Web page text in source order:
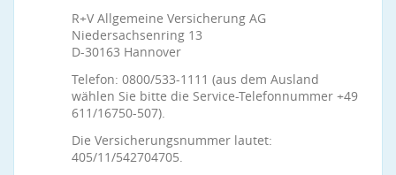
R+V Allgemeine Versicherung AG
Niedersachsenring 13
D-30163 Hannover
Telefon: 0800/533-1111 (aus dem Ausland
wählen Sie bitte die Service-Telefonnummer +49
611/16750-507).
Die Versicherungsnummer lautet:
405/11/542704705.